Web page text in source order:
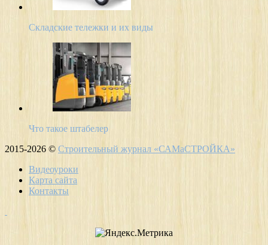
Складские тележки и их виды
Что такое штабелер
2015-2026 © Строительный журнал «САМаСТРОЙКА»
Видеоуроки
Карта сайта
Контакты